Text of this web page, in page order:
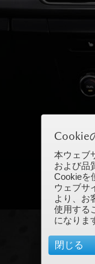
Cookie
本ウェブ
および品
Cookieを
ウェブサ
より、お
使用する
になりま
閉じる